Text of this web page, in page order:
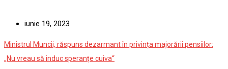
iunie 19, 2023
Ministrul Muncii, răspuns dezarmant în privința majorării pensiilor:
„Nu vreau să induc speranţe cuiva“